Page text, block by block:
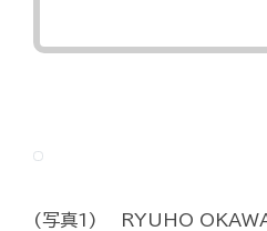
(写真1) RYUHO OKAWA